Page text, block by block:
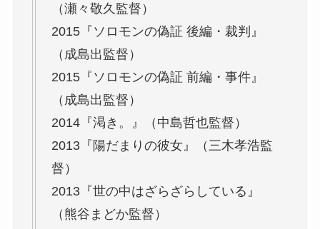
（瀬々敬久監督）
2015『ソロモンの偽証 後編・裁判』
（成島出監督）
2015『ソロモンの偽証 前編・事件』
（成島出監督）
2014『渇き。』（中島哲也監督）
2013『陽だまりの彼女』（三木孝浩監
督）
2013『世の中はざらざらしている』
（熊谷まどか監督）